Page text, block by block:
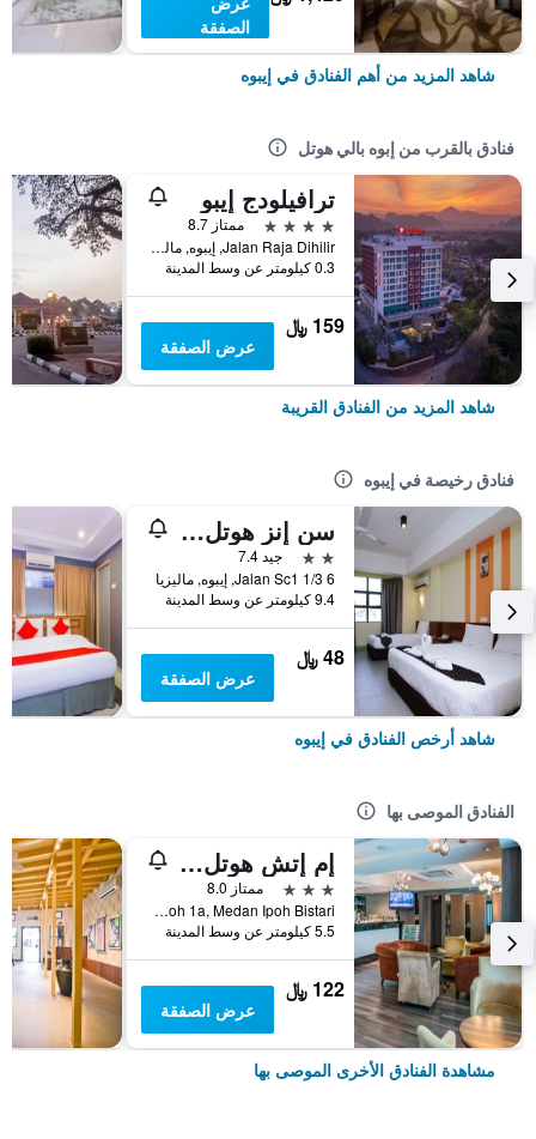
الصفقة
شاهد المزيد من أهم الفنادق في إيبوه
فنادق بالقرب من إبوه بالي هوتل
ترافيلودج إيبو
4 نجوم
ممتاز 8.7
Jalan Raja Dihilir, إيبوه, ماليزيا
0.3 كيلومتر عن وسط المدينة
159 ﷼
عرض الصفقة
شاهد المزيد من الفنادق القريبة
فنادق رخيصة في إيبوه
سن إنز هوتل سانواي سيتي ايبوه
2 نجمتين
جيد 7.4
6 Jalan Sc1 1/3, إيبوه, ماليزيا
9.4 كيلومتر عن وسط المدينة
48 ﷼
عرض الصفقة
شاهد أرخص الفنادق في إيبوه
الفنادق الموصى بها
إم إتش هوتل آيبوه
3 نجوم
ممتاز 8.0
Pt212695b, Jalan Medan Ipoh 1a, Medan Ipoh Bistari, إيبوه, ماليزيا
5.5 كيلومتر عن وسط المدينة
122 ﷼
عرض الصفقة
مشاهدة الفنادق الأخرى الموصى بها